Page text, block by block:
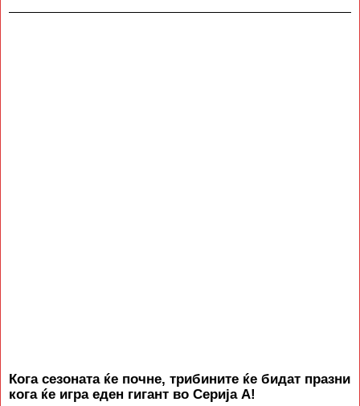
Кога сезоната ќе почне, трибините ќе бидат празни
кога ќе игра еден гигант во Серија А!